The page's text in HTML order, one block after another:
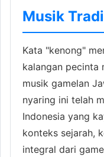
Musik
Kata "kenong"
kalangan pecinta
musik gamelan
nyaring ini telah
Indonesia yang
konteks sejarah,
integral dari